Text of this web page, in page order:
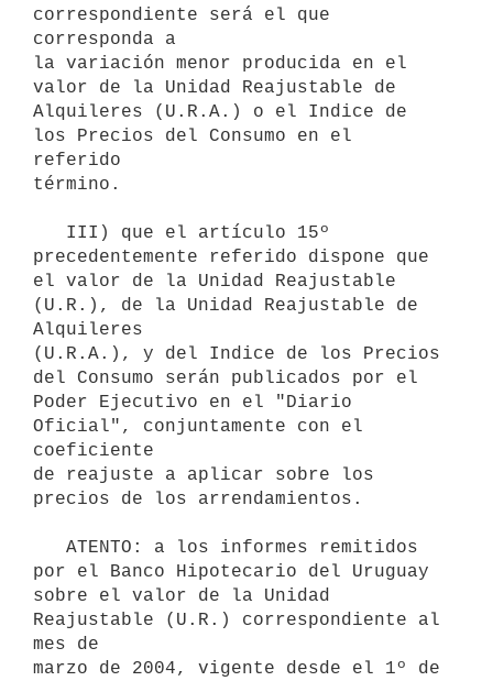
correspondiente será el que
corresponda a
la variación menor producida en el
valor de la Unidad Reajustable de
Alquileres (U.R.A.) o el Indice de
los Precios del Consumo en el
referido
término.
precedentemente referido dispone que
el valor de la Unidad Reajustable
(U.R.), de la Unidad Reajustable de
Alquileres
(U.R.A.), y del Indice de los Precios
del Consumo serán publicados por el
Poder Ejecutivo en el "Diario
Oficial", conjuntamente con el
coeficiente
de reajuste a aplicar sobre los
precios de los arrendamientos.
por el Banco Hipotecario del Uruguay
sobre el valor de la Unidad
Reajustable (U.R.) correspondiente al
mes de
marzo de 2004, vigente desde el 1º de